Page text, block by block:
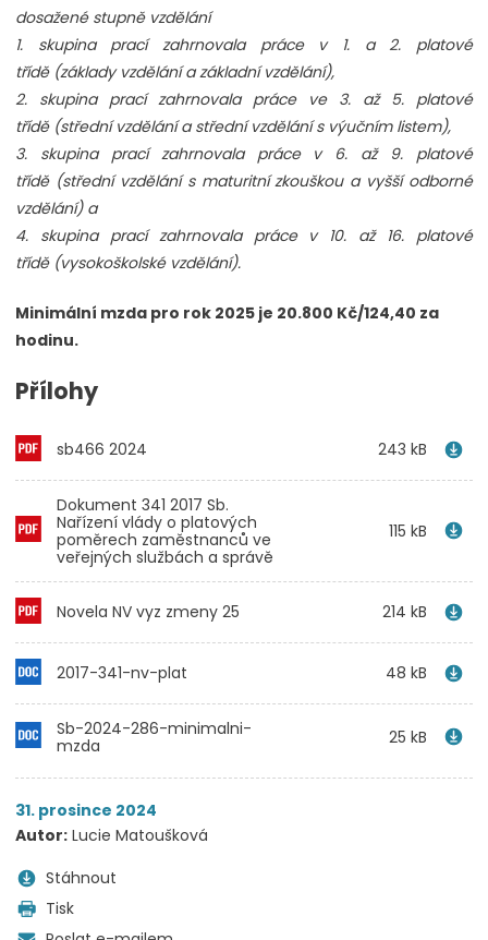
dosažené stupně vzdělání
1. skupina prací zahrnovala práce v 1. a 2. platové
třídě (základy vzdělání a základní vzdělání),
2. skupina prací zahrnovala práce ve 3. až 5. platové
třídě (střední vzdělání a střední vzdělání s výučním listem),
3. skupina prací zahrnovala práce v 6. až 9. platové
třídě (střední vzdělání s maturitní zkouškou a vyšší odborné
vzdělání) a
4. skupina prací zahrnovala práce v 10. až 16. platové
třídě (vysokoškolské vzdělání).
Minimální mzda pro rok 2025 je 20.800 Kč/124,40 za
hodinu.
Přílohy
sb466 2024 243 kB
Dokument 341 2017 Sb.
Nařízení vlády o platových
poměrech zaměstnanců ve
veřejných službách a správě
115 kB
Novela NV vyz zmeny 25 214 kB
2017-341-nv-plat 48 kB
Sb-2024-286-minimalni-
mzda
25 kB
31. prosince 2024
Autor: Lucie Matoušková
Stáhnout
Tisk